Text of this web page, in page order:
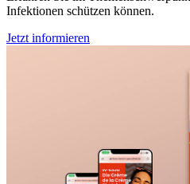
Infektionen schützen können.
Jetzt informieren